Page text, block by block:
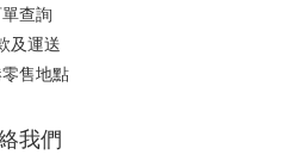
查詢
及運送
售地點
我們